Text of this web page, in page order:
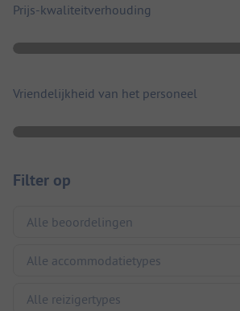
Prijs-kwaliteitverhouding
Vriendelijkheid van het personeel
Filter op